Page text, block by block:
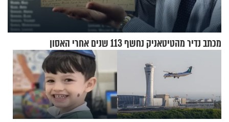
מכתב נדיר מהטיטאניק נחשף 113 שנים אחרי האסון